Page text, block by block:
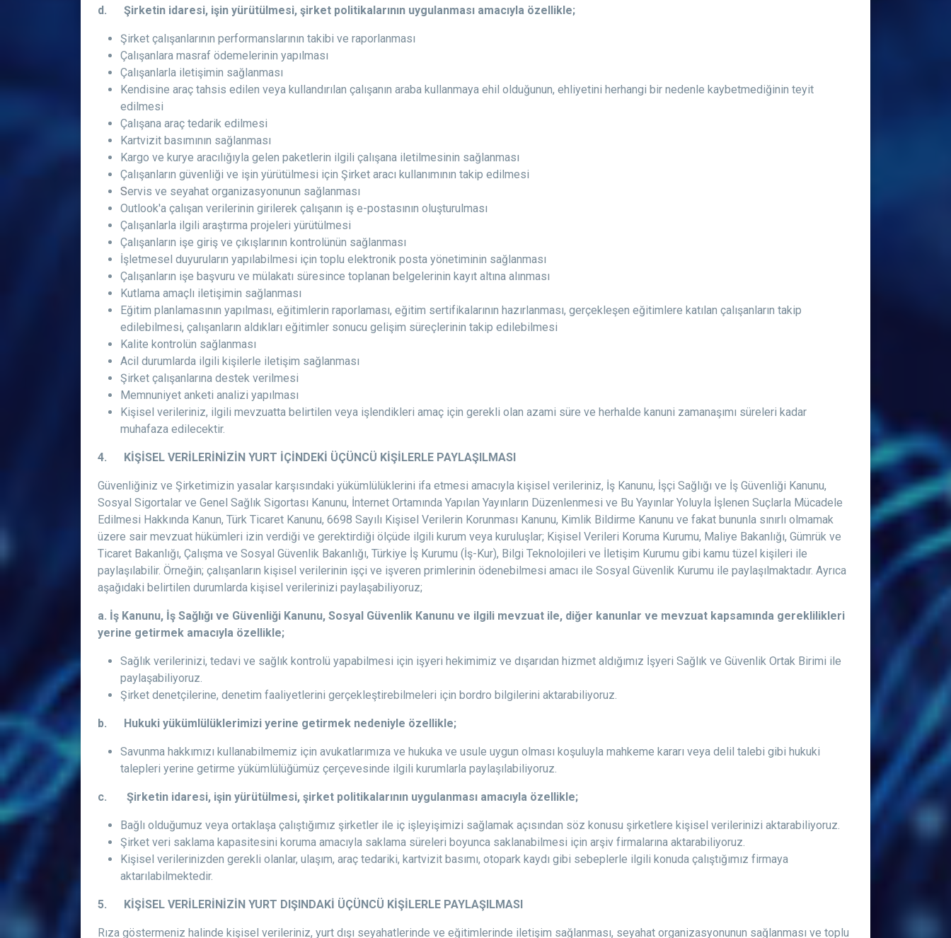
d. Şirketin idaresi, işin yürütülmesi, şirket politikalarının uygulanması amacıyla özellikle;
Şirket çalışanlarının performanslarının takibi ve raporlanması
Çalışanlara masraf ödemelerinin yapılması
Çalışanlarla iletişimin sağlanması
Kendisine araç tahsis edilen veya kullandırılan çalışanın araba kullanmaya ehil olduğunun, ehliyetini herhangi bir nedenle kaybetmediğinin teyit
edilmesi
Çalışana araç tedarik edilmesi
Kartvizit basımının sağlanması
Kargo ve kurye aracılığıyla gelen paketlerin ilgili çalışana iletilmesinin sağlanması
Çalışanların güvenliği ve işin yürütülmesi için Şirket aracı kullanımının takip edilmesi
Servis ve seyahat organizasyonunun sağlanması
Outlook'a çalışan verilerinin girilerek çalışanın iş e-postasının oluşturulması
Çalışanlarla ilgili araştırma projeleri yürütülmesi
Çalışanların işe giriş ve çıkışlarının kontrolünün sağlanması
İşletmesel duyuruların yapılabilmesi için toplu elektronik posta yönetiminin sağlanması
Çalışanların işe başvuru ve mülakatı süresince toplanan belgelerinin kayıt altına alınması
Kutlama amaçlı iletişimin sağlanması
Eğitim planlamasının yapılması, eğitimlerin raporlaması, eğitim sertifikalarının hazırlanması, gerçekleşen eğitimlere katılan çalışanların takip
edilebilmesi, çalışanların aldıkları eğitimler sonucu gelişim süreçlerinin takip edilebilmesi
Kalite kontrolün sağlanması
Acil durumlarda ilgili kişilerle iletişim sağlanması
Şirket çalışanlarına destek verilmesi
Memnuniyet anketi analizi yapılması
Kişisel verileriniz, ilgili mevzuatta belirtilen veya işlendikleri amaç için gerekli olan azami süre ve herhalde kanuni zamanaşımı süreleri kadar
muhafaza edilecektir.
4. KİŞİSEL VERİLERİNİZİN YURT İÇİNDEKİ ÜÇÜNCÜ KİŞİLERLE PAYLAŞILMASI
Güvenliğiniz ve Şirketimizin yasalar karşısındaki yükümlülüklerini ifa etmesi amacıyla kişisel verileriniz, İş Kanunu, İşçi Sağlığı ve İş Güvenliği Kanunu,
Sosyal Sigortalar ve Genel Sağlık Sigortası Kanunu, İnternet Ortamında Yapılan Yayınların Düzenlenmesi ve Bu Yayınlar Yoluyla İşlenen Suçlarla Mücadele
Edilmesi Hakkında Kanun, Türk Ticaret Kanunu, 6698 Sayılı Kişisel Verilerin Korunması Kanunu, Kimlik Bildirme Kanunu ve fakat bununla sınırlı olmamak
üzere sair mevzuat hükümleri izin verdiği ve gerektirdiği ölçüde ilgili kurum veya kuruluşlar; Kişisel Verileri Koruma Kurumu, Maliye Bakanlığı, Gümrük ve
Ticaret Bakanlığı, Çalışma ve Sosyal Güvenlik Bakanlığı, Türkiye İş Kurumu (İş-Kur), Bilgi Teknolojileri ve İletişim Kurumu gibi kamu tüzel kişileri ile
paylaşılabilir. Örneğin; çalışanların kişisel verilerinin işçi ve işveren primlerinin ödenebilmesi amacı ile Sosyal Güvenlik Kurumu ile paylaşılmaktadır. Ayrıca
aşağıdaki belirtilen durumlarda kişisel verilerinizi paylaşabiliyoruz;
a. İş Kanunu, İş Sağlığı ve Güvenliği Kanunu, Sosyal Güvenlik Kanunu ve ilgili mevzuat ile, diğer kanunlar ve mevzuat kapsamında gereklilikleri
yerine getirmek amacıyla özellikle;
Sağlık verilerinizi, tedavi ve sağlık kontrolü yapabilmesi için işyeri hekimimiz ve dışarıdan hizmet aldığımız İşyeri Sağlık ve Güvenlik Ortak Birimi ile
paylaşabiliyoruz.
Şirket denetçilerine, denetim faaliyetlerini gerçekleştirebilmeleri için bordro bilgilerini aktarabiliyoruz.
b. Hukuki yükümlülüklerimizi yerine getirmek nedeniyle özellikle;
Savunma hakkımızı kullanabilmemiz için avukatlarımıza ve hukuka ve usule uygun olması koşuluyla mahkeme kararı veya delil talebi gibi hukuki
talepleri yerine getirme yükümlülüğümüz çerçevesinde ilgili kurumlarla paylaşılabiliyoruz.
c. Şirketin idaresi, işin yürütülmesi, şirket politikalarının uygulanması amacıyla özellikle;
Bağlı olduğumuz veya ortaklaşa çalıştığımız şirketler ile iç işleyişimizi sağlamak açısından söz konusu şirketlere kişisel verilerinizi aktarabiliyoruz.
Şirket veri saklama kapasitesini koruma amacıyla saklama süreleri boyunca saklanabilmesi için arşiv firmalarına aktarabiliyoruz.
Kişisel verilerinizden gerekli olanlar, ulaşım, araç tedariki, kartvizit basımı, otopark kaydı gibi sebeplerle ilgili konuda çalıştığımız firmaya
aktarılabilmektedir.
5. KİŞİSEL VERİLERİNİZİN YURT DIŞINDAKİ ÜÇÜNCÜ KİŞİLERLE PAYLAŞILMASI
Rıza göstermeniz halinde kişisel verileriniz, yurt dışı seyahatlerinde ve eğitimlerinde iletişim sağlanması, seyahat organizasyonunun sağlanması ve toplu